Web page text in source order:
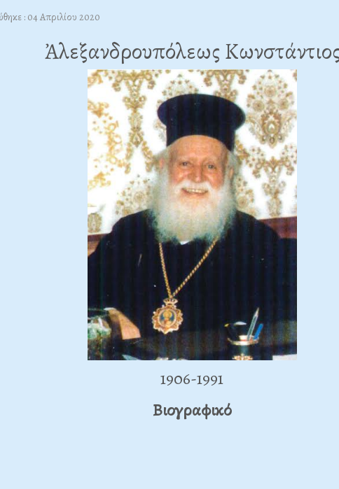
: 04 Απριλίου 2020
Ἀλεξανδρουπόλεως
1906-1991
Βιογραφικό